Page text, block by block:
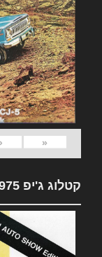
«
‹
קטלוג ג'יפ 1975